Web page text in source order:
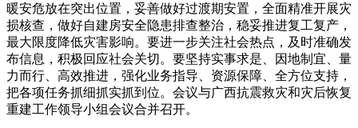
暖安危放在突出位置，妥善做好过渡期安置，全面精准开展灾
损核查，做好自建房安全隐患排查整治，稳妥推进复工复产，
最大限度降低灾害影响。要进一步关注社会热点，及时准确发
布信息，积极回应社会关切。要坚持实事求是、因地制宜、量
力而行、高效推进，强化业务指导、资源保障、全方位支持，
把各项任务抓细抓实抓到位。会议与广西抗震救灾和灾后恢复
重建工作领导小组会议合并召开。